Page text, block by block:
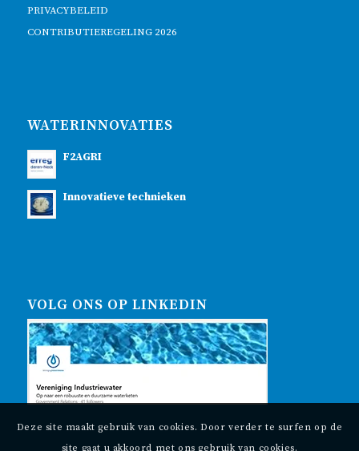
PRIVACYBELEID
CONTRIBUTIEREGELING 2026
WATERINNOVATIES
F2AGRI
Innovatieve technieken
VOLG ONS OP LINKEDIN
Deze site maakt gebruik van cookies. Door verder te surfen op de
site gaat u akkoord met ons gebruik van cookies.